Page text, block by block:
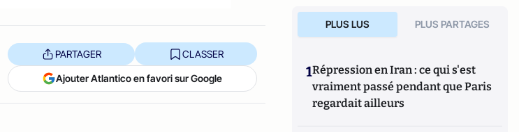
PARTAGER CLASSER
Ajouter Atlantico en favori sur Google
PLUS LUS PLUS PARTAGES
1Répression en Iran : ce qui s'est
vraiment passé pendant que Paris
regardait ailleurs